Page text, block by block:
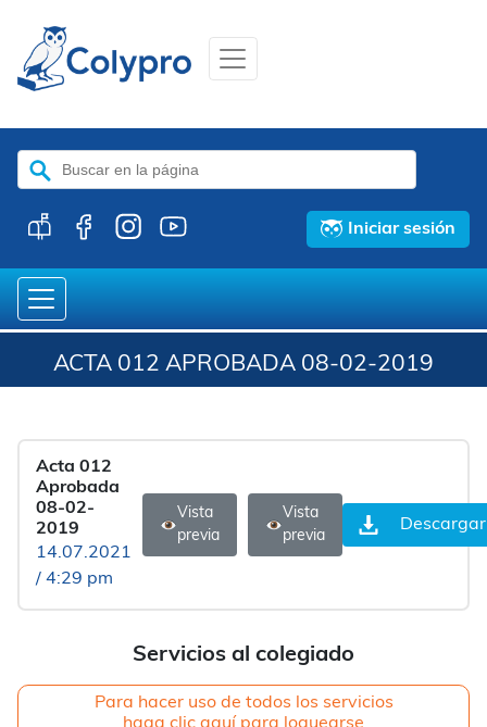
Buscar:
Iniciar sesión
ACTA 012 APROBADA 08-02-2019
Servicios al colegiado
Para hacer uso de todos los servicios
haga clic aquí para loguearse
Acta 012
Aprobada
08-02-
2019
14.07.2021
/ 4:29 pm
Vista
previa
Vista
previa
Descargar